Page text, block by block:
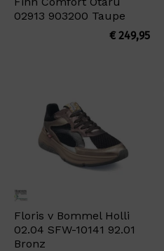
02913 903200 Taupe
€249,95
Floris v Bommel Holli
02.04 SFW-10141 92.01
Bronz